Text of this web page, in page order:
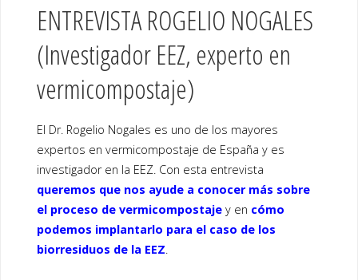
ENTREVISTA ROGELIO NOGALES
(Investigador EEZ, experto en
vermicompostaje)
El Dr. Rogelio Nogales es uno de los mayores
expertos en vermicompostaje de España y es
investigador en la EEZ. Con esta entrevista
queremos que nos ayude a conocer más sobre
el proceso de vermicompostajey en cómo
podemos implantarlo para el caso de los
biorresiduos de la EEZ